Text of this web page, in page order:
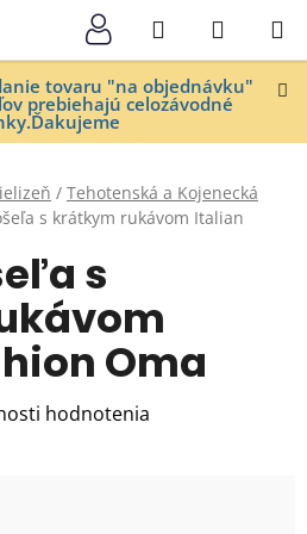
tovaru "na objednávku"
prebiehajú celozávodné
Hľadať
KOŠÍK
/ Tehotenská a Kojenecká
s krátkym rukávom Italian
s
Oma
hodnotenia